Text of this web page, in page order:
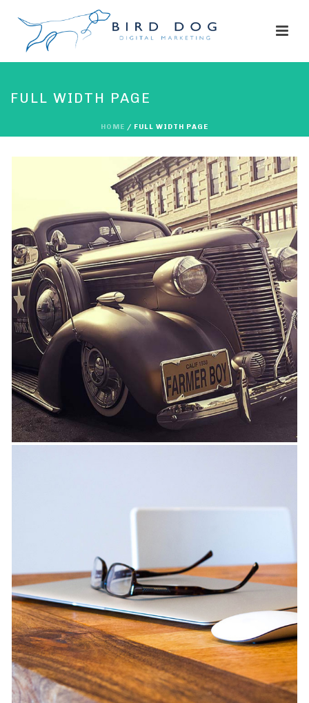
FULL WIDTH PAGE
HOME / FULL WIDTH PAGE